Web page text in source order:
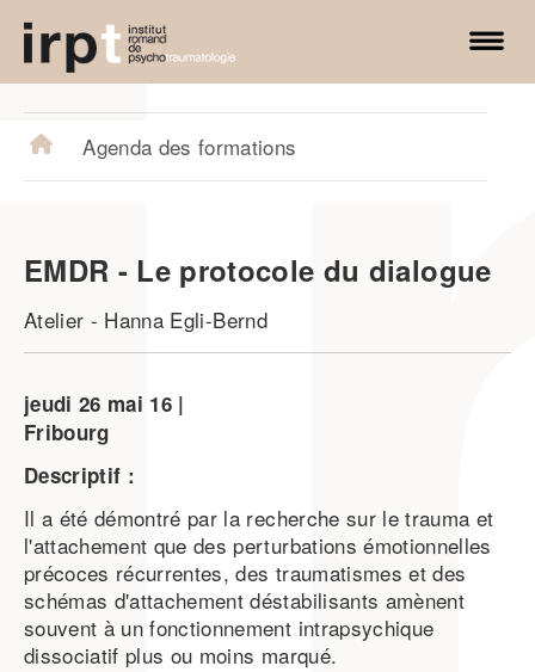
Agenda des formations
EMDR - Le protocole du dialogue
Atelier - Hanna Egli-Bernd
jeudi 26 mai 16
Fribourg
Descriptif :
Il a été démontré par la recherche sur le trauma et
l'attachement que des perturbations émotionnelles
précoces récurrentes, des traumatismes et des
schémas d'attachement déstabilisants amènent
souvent à un fonctionnement intrapsychique
dissociatif plus ou moins marqué.